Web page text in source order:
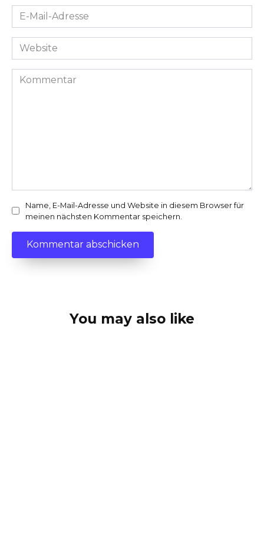
E-
Mail-
Adresse
Website
Kommentar
Name, E-Mail-Adresse und Website in diesem Browser für
meinen nächsten Kommentar speichern.
You may also like